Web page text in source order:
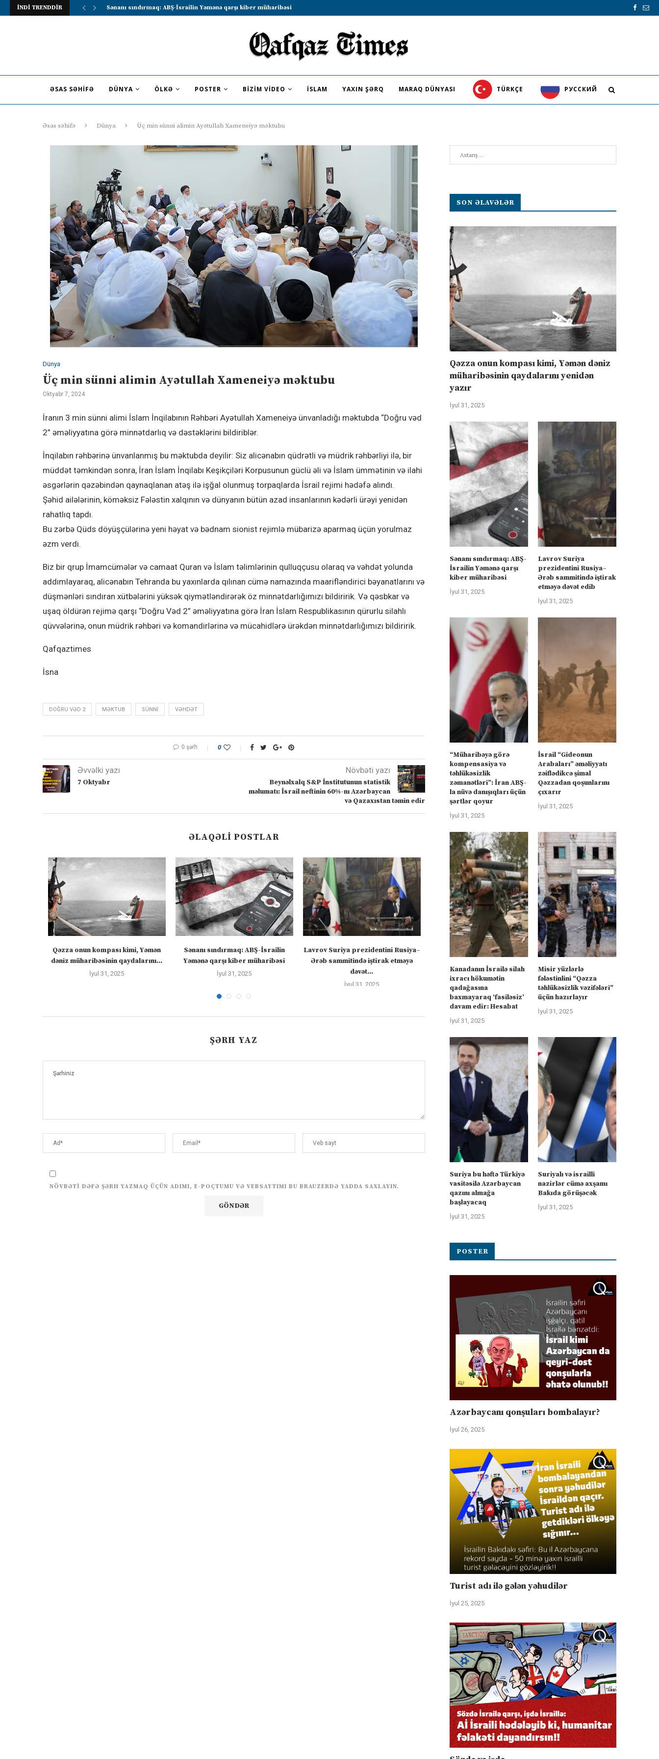
İNDİ TRENDDİR Lavrov Suriya prezidentini Rusiya–Ərəb sammitində iştirak etməyə dəvət...
ƏSAS SƏHIFƏ DÜNYA ÖLKƏ POSTER BIZIM VIDEO İSLAM YAXIN ŞƏRQ MARAQ DÜNYASI TÜRKÇE PУССКИЙ
Əsas səhifə Dünya Üç min sünni alimin Ayətullah Xameneiyə məktubu
Dünya
Üç min sünni alimin Ayətullah Xameneiyə məktubu
Oktyabr 7, 2024
İranın 3 min sünni alimi İslam İnqilabının Rəhbəri Ayətullah Xameneiyə ünvanladığı məktubda “Doğru vəd
2” əməliyyatına görə minnətdarlıq və dəstəklərini bildiriblər.
İnqilabın rəhbərinə ünvanlanmış bu məktubda deyilir: Siz alicənabın qüdrətli və müdrik rəhbərliyi ilə, bir
müddət təmkindən sonra, İran İslam İnqilabı Keşikçiləri Korpusunun güclü əli və İslam ümmətinin və ilahi
əsgərlərin qəzəbindən qaynaqlanan atəş ilə işğal olunmuş torpaqlarda İsrail rejimi hədəfə alındı.
Şəhid ailələrinin, köməksiz Fələstin xalqının və dünyanın bütün azad insanlarının kədərli ürəyi yenidən
rahatlıq tapdı.
Bu zərbə Qüds döyüşçülərinə yeni həyat və bədnam sionist rejimlə mübarizə aparmaq üçün yorulmaz
əzm verdi.
Biz bir qrup İmamcümələr və camaat Quran və İslam təlimlərinin qulluqçusu olaraq və vəhdət yolunda
addımlayaraq, alicənabın Tehranda bu yaxınlarda qılınan cümə namazında maarifləndirici bəyanatlarını və
düşmənləri sındıran xütbələrini yüksək qiymətləndirərək öz minnətdarlığımızı bildiririk. Və qəsbkar və
uşaq öldürən rejimə qarşı “Doğru Vəd 2” əməliyyatına görə İran İslam Respublikasının qürurlu silahlı
qüvvələrinə, onun müdrik rəhbəri və komandirlərinə və mücahidlərə ürəkdən minnətdarlığımızı bildiririk.
Qafqaztimes
İsna
DOĞRU VƏD 2 MƏKTUB SÜNNI VƏHDƏT
0 şərh 0
Əvvəlki yazı
7 Oktyabr
Növbəti yazı
Beynəlxalq S&P İnstitutunun statistik
məlumatı: İsrail neftinin 60%-nı Azərbaycan
və Qazaxıstan təmin edir
ƏLAQƏLI POSTLAR
Qəzza onun kompası kimi, Yəmən
dəniz müharibəsinin qaydalarını...
İyul 31, 2025
Sənanı sındırmaq: ABŞ-İsrailin
Yəmənə qarşı kiber müharibəsi
İyul 31, 2025
Lavrov Suriya prezidentini Rusiya–
Ərəb sammitində iştirak etməyə
dəvət...
İyul 31, 2025
“Müharibəyə görə kompensasiya və
ABŞ-la...
Kanadanın İsrailə silah
İyul 31, 2025
ŞƏRH YAZ
NÖVBƏTI DƏFƏ ŞƏRH YAZMAQ ÜÇÜN ADIMI, E-POÇTUMU VƏ VEBSAYTIMI BU BRAUZERDƏ YADDA SAXLAYIN.
SON ƏLAVƏLƏR
Qəzza onun kompası kimi, Yəmən dəniz
müharibəsinin qaydalarını yenidən
yazır
İyul 31, 2025
Sənanı sındırmaq: ABŞ-
İsrailin Yəmənə qarşı
kiber müharibəsi
İyul 31, 2025
Lavrov Suriya
prezidentini Rusiya–
Ərəb sammitində iştirak
etməyə dəvət edib
İyul 31, 2025
“Müharibəyə görə
kompensasiya və
təhlükəsizlik
zəmanətləri”: İran ABŞ-
la nüvə danışıqları üçün
şərtlər qoyur
İyul 31, 2025
İsrail “Gideonun
Arabaları” əməliyyatı
zəiflədikcə şimal
Qəzzadan qoşunlarını
çıxarır
İyul 31, 2025
Kanadanın İsrailə silah
ixracı hökumətin
qadağasına
baxmayaraq ‘fasiləsiz’
davam edir: Hesabat
İyul 31, 2025
Misir yüzlərlə
fələstinlini “Qəzza
təhlükəsizlik vəzifələri”
üçün hazırlayır
İyul 31, 2025
Suriya bu həftə Türkiyə
vasitəsilə Azərbaycan
qazını almağa
başlayacaq
İyul 31, 2025
Suriyalı və israilli
nazirlər cümə axşamı
Bakıda görüşəcək
İyul 31, 2025
POSTER
Azərbaycanı qonşuları bombalayır?
İyul 26, 2025
Turist adı ilə gələn yəhudilər
İyul 25, 2025